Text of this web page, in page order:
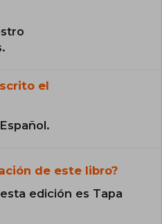
el
de este libro?
edición es Tapa